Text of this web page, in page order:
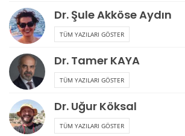
Dr. Şule Akköse Aydın
TÜM YAZILARI GÖSTER
Dr. Tamer KAYA
TÜM YAZILARI GÖSTER
Dr. Uğur Köksal
TÜM YAZILARI GÖSTER